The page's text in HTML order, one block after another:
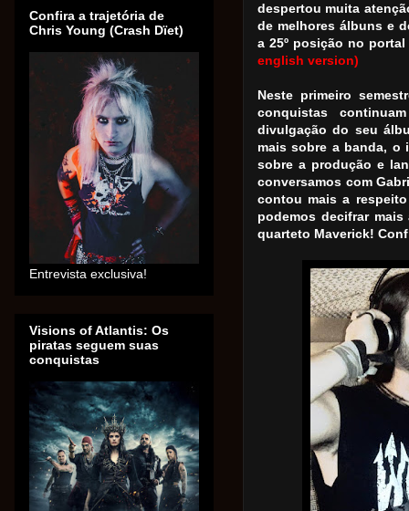
despertou muita
de melhores álbuns e
a 25º posição no
english version)
Neste primeiro
conquistas
divulgação do seu
mais sobre a banda, o
sobre a produção e
conversamos com
contou mais a
podemos decifrar
quarteto Maverick!
Confira a trajetória de
Chris Young (Crash Dïet)
Entrevista exclusiva!
Visions of Atlantis: Os
piratas seguem suas
conquistas